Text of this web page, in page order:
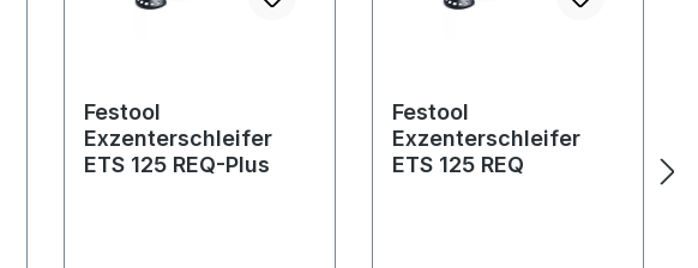
Festool
Exzenterschleifer
ETS 125 REQ-Plus
Festool
Exzenterschleifer
ETS 125 REQ